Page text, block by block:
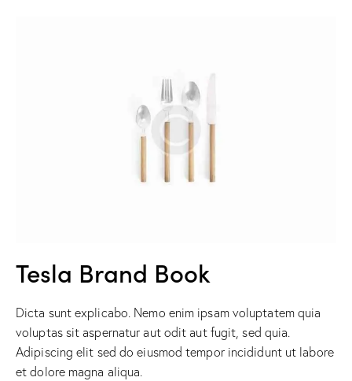
Tesla Brand Book
Dicta sunt explicabo. Nemo enim ipsam voluptatem quia
voluptas sit aspernatur aut odit aut fugit, sed quia.
Adipiscing elit sed do eiusmod tempor incididunt ut labore
et dolore magna aliqua.